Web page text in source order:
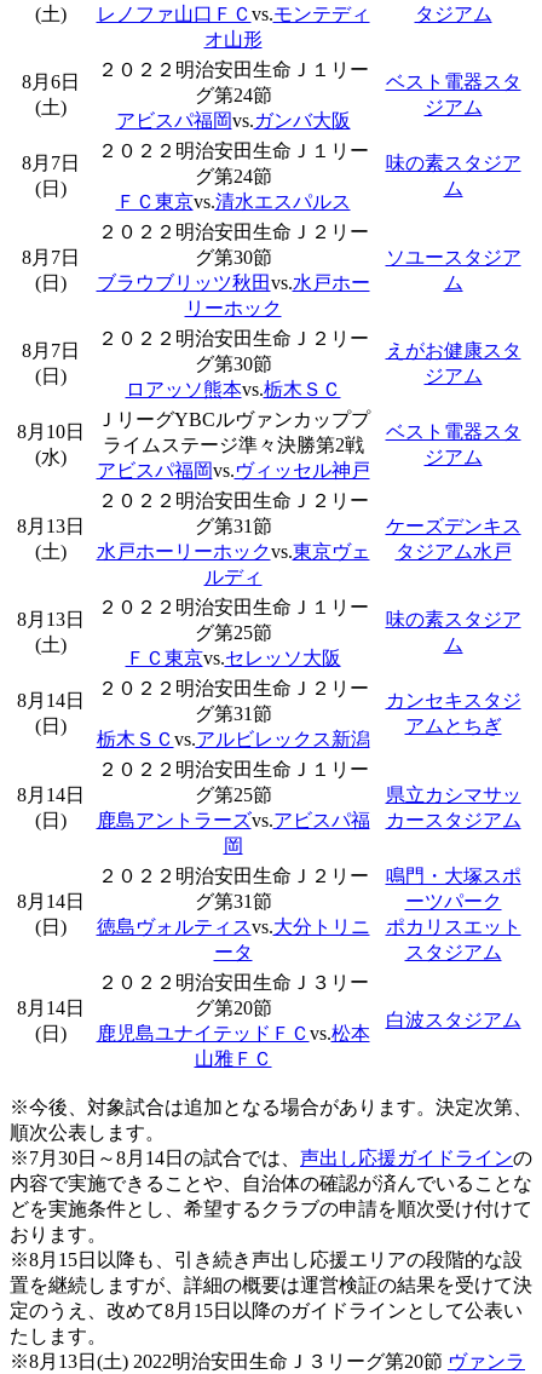
(土) レノファ山口ＦＣ vs.モンテディ
オ山形
タジアム
8月6日
(土)
２０２２明治安田生命Ｊ１リー
グ第24節
アビスパ福岡vs.ガンバ大阪
ベスト電器スタ
ジアム
8月7日
(日)
２０２２明治安田生命Ｊ１リー
グ第24節
ＦＣ東京vs.清水エスパルス
味の素スタジア
ム
8月7日
(日)
２０２２明治安田生命Ｊ２リー
グ第30節
ブラウブリッツ秋田vs.水戸ホー
リーホック
ソユースタジア
ム
8月7日
(日)
２０２２明治安田生命Ｊ２リー
グ第30節
ロアッソ熊本vs.栃木ＳＣ
えがお健康スタ
ジアム
8月10日
(水)
ＪリーグYBCルヴァンカッププ
ライムステージ準々決勝第2戦
アビスパ福岡vs.ヴィッセル神戸
ベスト電器スタ
ジアム
8月13日
(土)
２０２２明治安田生命Ｊ２リー
グ第31節
水戸ホーリーホックvs.東京ヴェ
ルディ
ケーズデンキス
タジアム水戸
8月13日
(土)
２０２２明治安田生命Ｊ１リー
グ第25節
ＦＣ東京vs.セレッソ大阪
味の素スタジア
ム
8月14日
(日)
２０２２明治安田生命Ｊ２リー
グ第31節
栃木ＳＣ vs.アルビレックス新潟
カンセキスタジ
アムとちぎ
8月14日
(日)
２０２２明治安田生命Ｊ１リー
グ第25節
鹿島アントラーズvs.アビスパ福
岡
県立カシマサッ
カースタジアム
8月14日
(日)
２０２２明治安田生命Ｊ２リー
グ第31節
徳島ヴォルティスvs.大分トリニ
ータ
鳴門・大塚スポ
ーツパーク
ポカリスエット
スタジアム
8月14日
(日)
２０２２明治安田生命Ｊ３リー
グ第20節
鹿児島ユナイテッドＦＣ vs.松本
山雅ＦＣ
白波スタジアム
※今後、対象試合は追加となる場合があります。決定次第、
順次公表します。
※7月30日～8月14日の試合では、 声出し応援ガイドラインの
内容で実施できることや、自治体の確認が済んでいることな
どを実施条件とし、希望するクラブの申請を順次受け付けて
おります。
※8月15日以降も、引き続き声出し応援エリアの段階的な設
置を継続しますが、詳細の概要は運営検証の結果を受けて決
定のうえ、改めて8月15日以降のガイドラインとして公表い
たします。
※8月13日(土) 2022明治安田生命Ｊ３リーグ第20節 ヴァンラ